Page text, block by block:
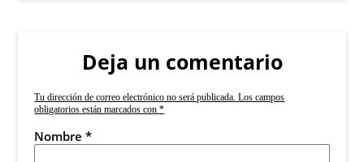
Deja un comentario
Tu dirección de correo electrónico no será publicada. Los campos
obligatorios están marcados con*
Nombre*